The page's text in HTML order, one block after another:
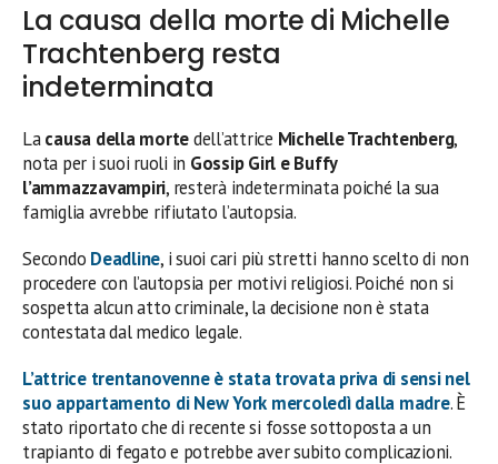
La causa della morte di Michelle
Trachtenberg resta
indeterminata
Lacausa della mortedell’attrice Michelle Trachtenberg,
nota per i suoi ruoli in Gossip Girl e Buffy
l’ammazzavampiri, resterà indeterminata poiché la sua
famiglia avrebbe rifiutato l’autopsia.
Secondo Deadline, i suoi cari più stretti hanno scelto di non
procedere con l’autopsia per motivi religiosi. Poiché non si
sospetta alcun atto criminale, la decisione non è stata
contestata dal medico legale.
L’attrice trentanovenne è stata trovata priva di sensi nel
suo appartamento di New York mercoledì dalla madre. È
stato riportato che di recente si fosse sottoposta a un
trapianto di fegato e potrebbe aver subito complicazioni.